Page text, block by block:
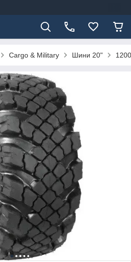
Cargo & Military Шини 20"